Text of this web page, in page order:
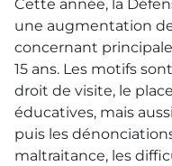
Cette année, la
une augmentation
concernant
15 ans. Les motifs
droit de visite, le
éducatives, mais
puis les
maltraitance, les